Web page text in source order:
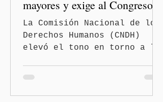
mayores y exige al Congreso
frenar discursos
discriminatorios
La Comisión Nacional de los
Derechos Humanos (CNDH)
elevó el tono en torno a la
Bojalil y Elvia Graciela